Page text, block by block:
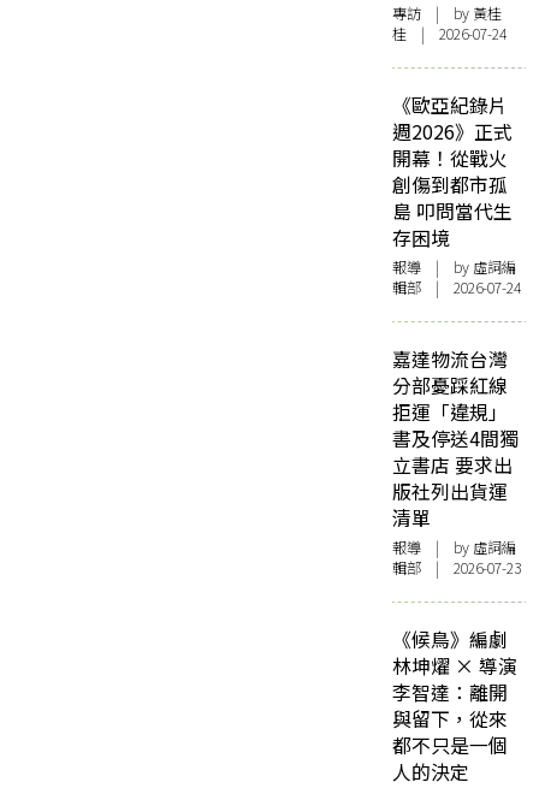
專訪 | by 黃桂
桂 | 2026-07-24
《歐亞紀錄片
週2026》正式
開幕！從戰火
創傷到都市孤
島 叩問當代生
存困境
報導 | by 虛詞編
輯部 | 2026-07-24
嘉達物流台灣
分部憂踩紅線
拒運「違規」
書及停送4間獨
立書店 要求出
版社列出貨運
清單
報導 | by 虛詞編
輯部 | 2026-07-23
《候鳥》編劇
林坤燿 × 導演
李智達：離開
與留下，從來
都不只是一個
人的決定